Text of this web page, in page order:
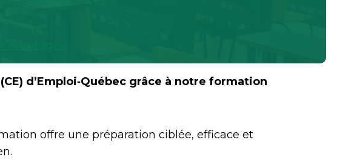
d’Emploi‑Québec grâce à notre formation
offre une préparation ciblée, efficace et